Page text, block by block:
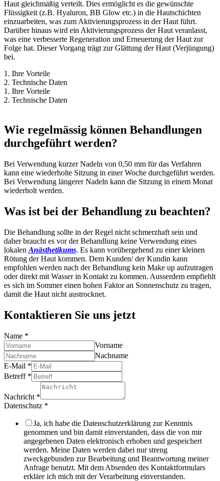
Haut gleichmäßig verteilt. Dies ermöglicht es die gewünschte
Flüssigkeit (z.B. Hyaluron, BB Glow etc.) in die Hautschichten
einzuarbeiten, was zum Aktivierungsprozess in der Haut führt.
Darüber hinaus wird ein Aktivierungsprozess der Haut veranlasst,
was eine verbesserte Regeneration und Erneuerung der Haut zur
Folge hat. Dieser Vorgang trägt zur Glättung der Haut (Verjüngung)
bei.
1. Ihre Vorteile
2. Technische Daten
1. Ihre Vorteile
2. Technische Daten
Wie regelmässig können Behandlungen
durchgeführt werden?
Bei Verwendung kurzer Nadeln von 0,50 mm für das Verfahren
kann eine wiederholte Sitzung in einer Woche durchgeführt werden.
Bei Verwendung längerer Nadeln kann die Sitzung in einem Monat
wiederholt werden.
Was ist bei der Behandlung zu beachten?
Die Behandlung sollte in der Regel nicht schmerzhaft sein und
daher braucht es vor der Behandlung keine Verwendung eines
lokalen Anästhetikums. Es kann vorübergehend zu einer kleinen
Rötung der Haut kommen. Dem Kunden/ der Kundin kann
empfohlen werden nach der Behandlung kein Make up aufzutragen
oder direkt mit Wasser in Kontakt zu kommen. Ausserdem empfiehlt
es sich im Sommer einen hohen Faktor an Sonnenschutz zu tragen,
damit die Haut nicht austrocknet.
Kontaktieren Sie uns jetzt
Name *
Vorname
Nachname
E-Mail *
Betreff *
Nachricht *
Datenschutz *
Ja, ich habe die Datenschutzerklärung zur Kenntnis
genommen und bin damit einverstanden, dass die von mir
angegebenen Daten elektronisch erhoben und gespeichert
werden. Meine Daten werden dabei nur streng
zweckgebunden zur Bearbeitung und Beantwortung meiner
Anfrage benutzt. Mit dem Absenden des Kontaktformulars
erkläre ich mich mit der Verarbeitung einverstanden.